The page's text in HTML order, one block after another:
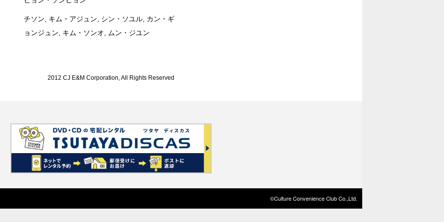
チソン, キム・アジュン, シン・ソユル, カン・ギ
ョンジュン, キム・ソンオ, ムン・ジユン
2012 CJ E&M Corporation, All Rights Reserved
©Culture Convenience Club Co.,Ltd.